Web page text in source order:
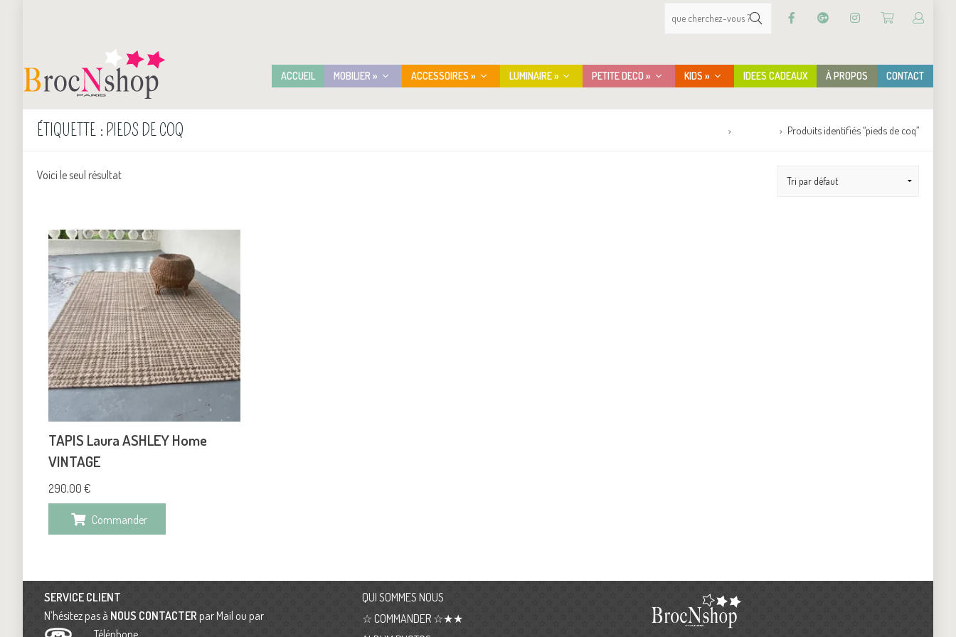
ACCUEIL MOBILIER » ACCESSOIRES » LUMINAIRE » PETITE DECO » KIDS » IDEES CADEAUX À PROPOS CONTACT
ÉTIQUETTE : PIEDS DE COQ Produits identifiés “pieds de coq”
Voici le seul résultat
TAPIS Laura ASHLEY Home
VINTAGE
290,00 €
Commander
SERVICE CLIENT
N’hésitez pas à NOUS CONTACTER par Mail ou par
QUI SOMMES NOUS
☆ COMMANDER ☆★★